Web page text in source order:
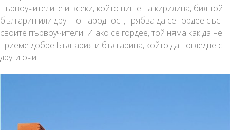
първоучителите и всеки, който пише на кирилица, бил той
българин или друг по народност, трябва да се гордее със
своите първоучители. И ако се гордее, той няма как да не
приеме добре България и българина, който да погледне с
други очи.